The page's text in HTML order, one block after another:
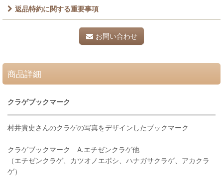
返品特約に関する重要事項
お問い合わせ
商品詳細
クラゲブックマーク
村井貴史さんのクラゲの写真をデザインしたブックマーク
クラゲブックマーク A.エチゼンクラゲ他
（エチゼンクラゲ、カツオノエボシ、ハナガサクラゲ、アカクラ
ゲ）